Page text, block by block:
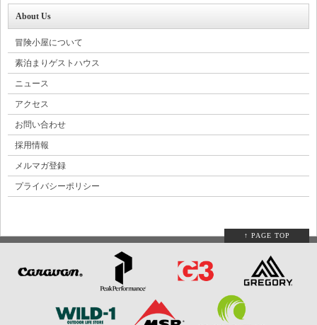
About Us
冒険小屋について
素泊まりゲストハウス
ニュース
アクセス
お問い合わせ
採用情報
メルマガ登録
プライバシーポリシー
↑ PAGE TOP